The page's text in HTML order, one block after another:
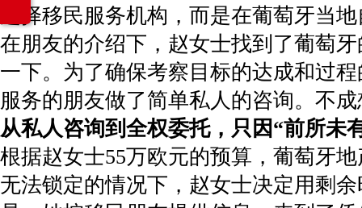
选择移民服务机构，而是在葡萄牙当
在朋友的介绍下，赵女士找到了葡萄
一下。为了确保考察目标的达成和过
服务的朋友做了简单私人的咨询。不
从私人咨询到全权委托，只因“前所未
根据赵女士55万欧元的预算，葡萄牙
无法锁定的情况下，赵女士决定用剩